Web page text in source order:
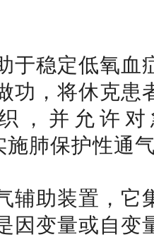
于稳定低氧血
功，将休克患
，并允许
施肺保护性通
辅助装置，它
因变量或自变